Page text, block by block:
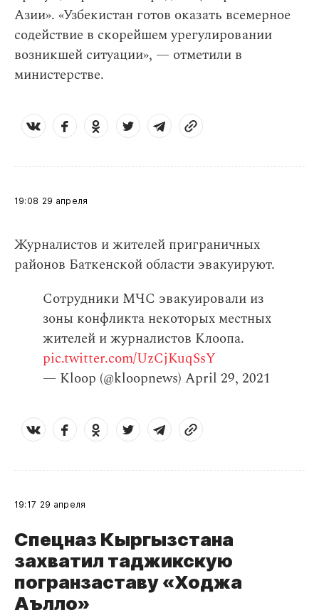
Азии». «Узбекистан готов оказать всемерное
содействие в скорейшем урегулировании
возникшей ситуации», — отметили в
министерстве.
19:08 29 апреля
Журналистов и жителей приграничных
районов Баткенской области эвакуируют.
Сотрудники МЧС эвакуировали из
зоны конфликта некоторых местных
жителей и журналистов Клоопа.
pic.twitter.com/UzCjKuqSsY
— Kloop (@kloopnews) April 29, 2021
19:17 29 апреля
Спецназ Кыргызстана
захватил таджикскую
погранзаставу «Ходжа
Аълло»